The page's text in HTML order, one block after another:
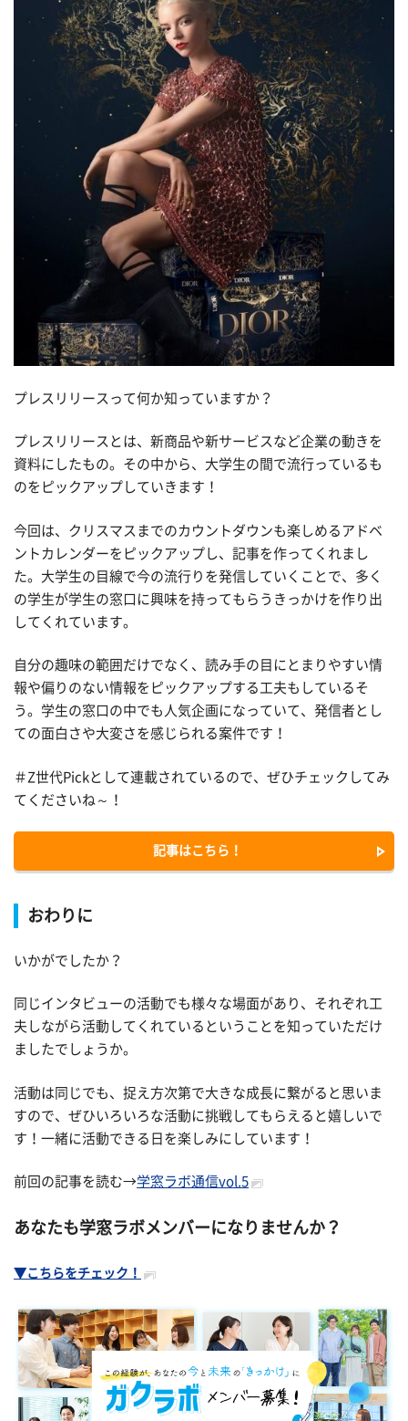
プレスリリースって何か知っていますか？
プレスリリースとは、新商品や新サービスなど企業の動きを
資料にしたもの。その中から、大学生の間で流行っているも
のをピックアップしていきます！
今回は、クリスマスまでのカウントダウンも楽しめるアドベ
ントカレンダーをピックアップし、記事を作ってくれまし
た。大学生の目線で今の流行りを発信していくことで、多く
の学生が学生の窓口に興味を持ってもらうきっかけを作り出
してくれています。
自分の趣味の範囲だけでなく、読み手の目にとまりやすい情
報や偏りのない情報をピックアップする工夫もしているそ
う。学生の窓口の中でも人気企画になっていて、発信者とし
ての面白さや大変さを感じられる案件です！
＃Z世代Pickとして連載されているので、ぜひチェックしてみ
てくださいね～！
記事はこちら！
おわりに
いかがでしたか？
同じインタビューの活動でも様々な場面があり、それぞれ工
夫しながら活動してくれているということを知っていただけ
ましたでしょうか。
活動は同じでも、捉え方次第で大きな成長に繋がると思いま
すので、ぜひいろいろな活動に挑戦してもらえると嬉しいで
す！一緒に活動できる日を楽しみにしています！
前回の記事を読む→学窓ラボ通信vol.5
あなたも学窓ラボメンバーになりませんか？
▼こちらをチェック！